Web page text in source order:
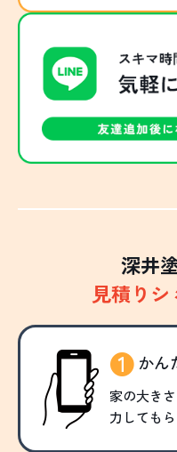
深井
見積り
かん
家の大き
力しても